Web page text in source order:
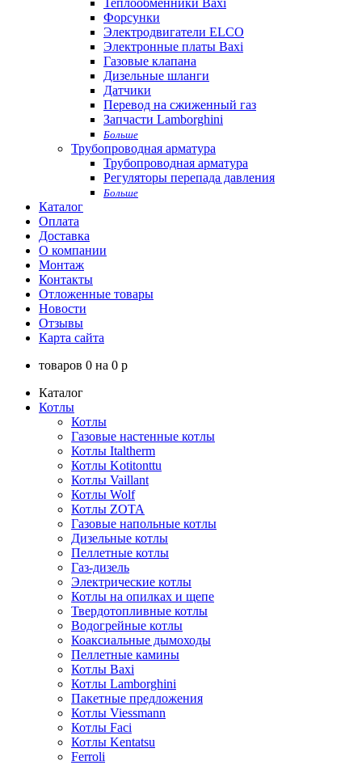
Теплообменники Baxi
Форсунки
Электродвигатели ELCO
Электронные платы Baxi
Газовые клапана
Дизельные шланги
Датчики
Перевод на сжиженный газ
Запчасти Lamborghini
Больше
Трубопроводная арматура
Трубопроводная арматура
Регуляторы перепада давления
Больше
Каталог
Оплата
Доставка
О компании
Монтаж
Контакты
Отложенные товары
Новости
Отзывы
Карта сайта
товаров 0 на 0 p
Каталог
Котлы
Котлы
Газовые настенные котлы
Котлы Italtherm
Котлы Kotitonttu
Котлы Vaillant
Котлы Wolf
Котлы ZOTA
Газовые напольные котлы
Дизельные котлы
Пеллетные котлы
Газ-дизель
Электрические котлы
Котлы на опилках и щепе
Твердотопливные котлы
Водогрейные котлы
Коаксиальные дымоходы
Пеллетные камины
Котлы Baxi
Котлы Lamborghini
Пакетные предложения
Котлы Viessmann
Котлы Faci
Котлы Kentatsu
Ferroli